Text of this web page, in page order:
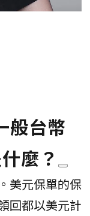
般台幣
麼？
美元保單的保
回都以美元計